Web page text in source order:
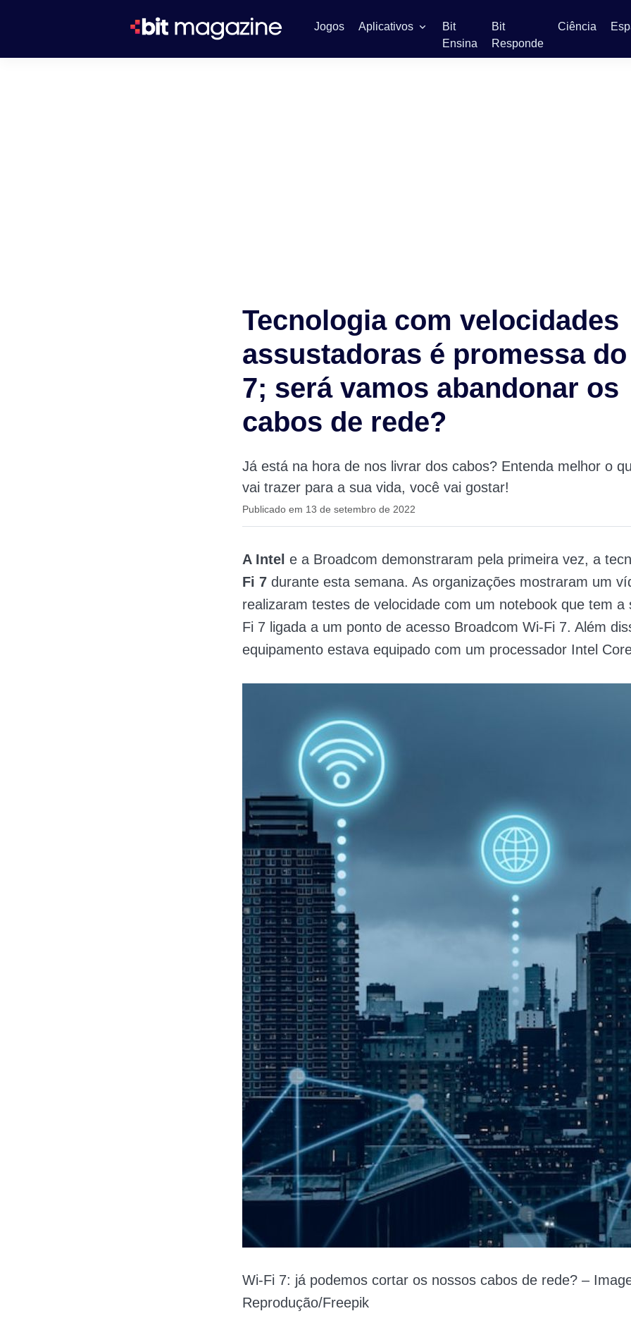
Jogos Aplicativos
Bit
Ensina
Bit
Responde
Ciência
Tecnologia com velocidades
assustadoras é promessa
7; será vamos abandonar os
cabos de rede?
Já está na hora de nos livrar dos cabos? Entenda melhor o
vai trazer para a sua vida, você vai gostar!
Publicado em 13 de setembro de 2022
A Intel e a Broadcom demonstraram pela primeira vez, a
Fi 7 durante esta semana. As organizações mostraram um
realizaram testes de velocidade com um notebook que tem a
Fi 7 ligada a um ponto de acesso Broadcom Wi-Fi 7. Além
equipamento estava equipado com um processador Intel
Wi-Fi 7: já podemos cortar os nossos cabos de rede? –
Reprodução/Freepik